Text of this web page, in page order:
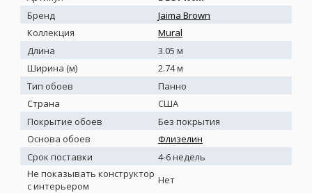
Бренд
Jaima Brown
Коллекция
Mural
Длина
3.05 м
Ширина (м)
2.74 м
Тип обоев
Панно
Страна
США
Покрытие обоев
Без покрытия
Основа обоев
Флизелин
Срок поставки
4-6 недель
Не показывать конструктор
с интерьером
Нет